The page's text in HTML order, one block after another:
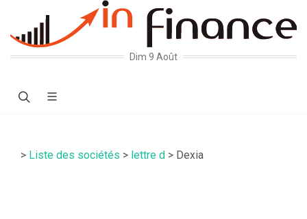
Dim 9 Août
> Liste des sociétés > lettre d > Dexia